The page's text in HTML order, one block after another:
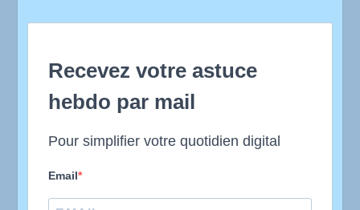
Recevez votre astuce
hebdo par mail
Pour simplifier votre quotidien digital
Email